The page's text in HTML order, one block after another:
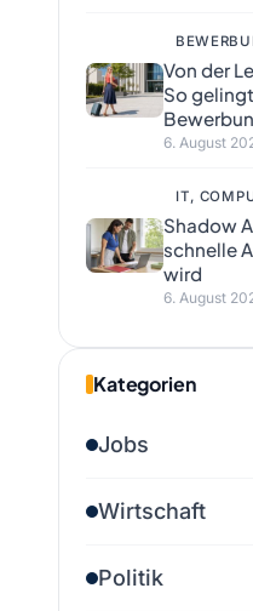
Von der
So
6. August
IT,
Shadow
schnelle
wird
6. August
Kategorien
Jobs
Wirtschaft
Politik